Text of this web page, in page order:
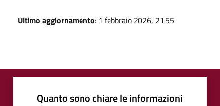
Ultimo aggiornamento: 1 febbraio 2026, 21:55
Quanto sono chiare le informazioni